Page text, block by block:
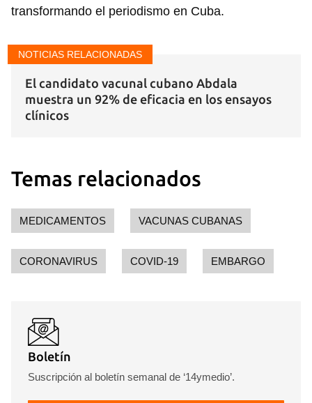
transformando el periodismo en Cuba.
NOTICIAS RELACIONADAS
El candidato vacunal cubano Abdala
muestra un 92% de eficacia en los ensayos
clínicos
Temas relacionados
MEDICAMENTOS VACUNAS CUBANAS
CORONAVIRUS COVID-19 EMBARGO
Boletín
Suscripción al boletín semanal de ‘14ymedio’.